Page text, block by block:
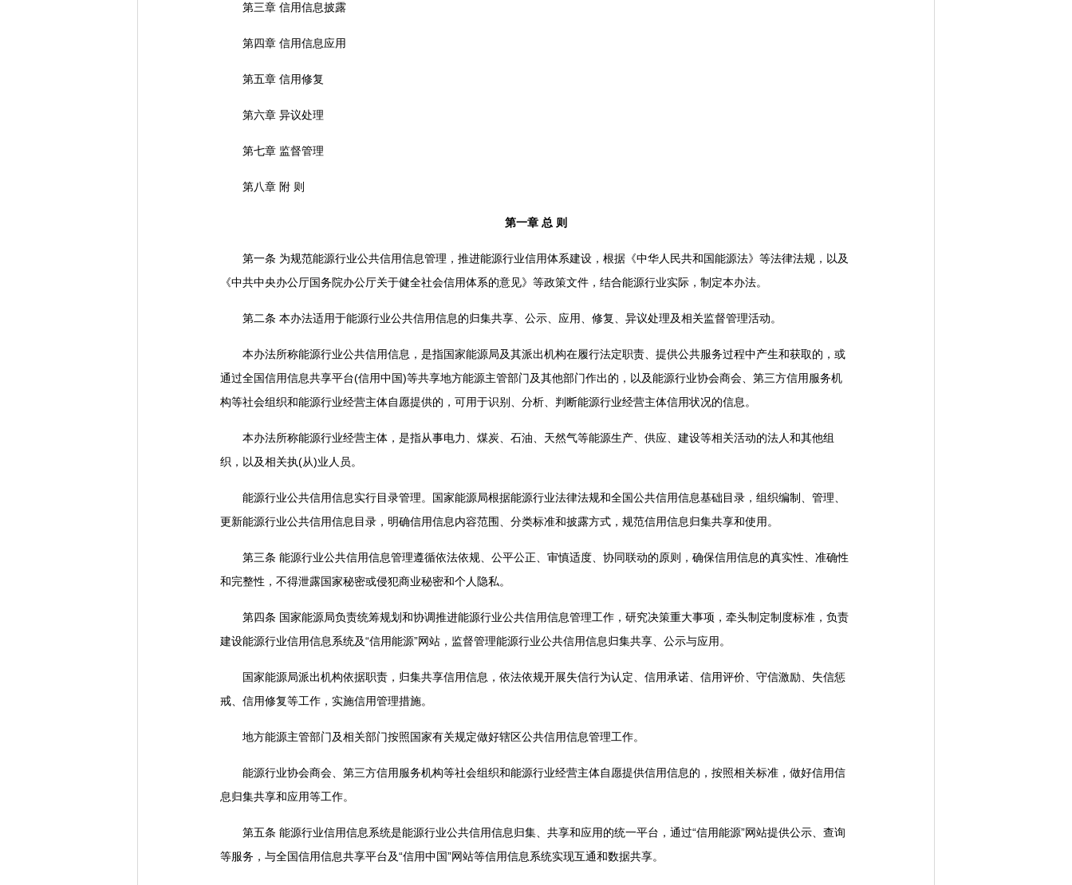
第三章 信用信息披露
第四章 信用信息应用
第五章 信用修复
第六章 异议处理
第七章 监督管理
第八章 附 则
第一章 总 则
第一条 为规范能源行业公共信用信息管理，推进能源行业信用体系建设，根据《中华人民共和国能源法》等法律法规，以及
《中共中央办公厅国务院办公厅关于健全社会信用体系的意见》等政策文件，结合能源行业实际，制定本办法。
第二条 本办法适用于能源行业公共信用信息的归集共享、公示、应用、修复、异议处理及相关监督管理活动。
本办法所称能源行业公共信用信息，是指国家能源局及其派出机构在履行法定职责、提供公共服务过程中产生和获取的，或
通过全国信用信息共享平台(信用中国)等共享地方能源主管部门及其他部门作出的，以及能源行业协会商会、第三方信用服务机
构等社会组织和能源行业经营主体自愿提供的，可用于识别、分析、判断能源行业经营主体信用状况的信息。
本办法所称能源行业经营主体，是指从事电力、煤炭、石油、天然气等能源生产、供应、建设等相关活动的法人和其他组
织，以及相关执(从)业人员。
能源行业公共信用信息实行目录管理。国家能源局根据能源行业法律法规和全国公共信用信息基础目录，组织编制、管理、
更新能源行业公共信用信息目录，明确信用信息内容范围、分类标准和披露方式，规范信用信息归集共享和使用。
第三条 能源行业公共信用信息管理遵循依法依规、公平公正、审慎适度、协同联动的原则，确保信用信息的真实性、准确性
和完整性，不得泄露国家秘密或侵犯商业秘密和个人隐私。
第四条 国家能源局负责统筹规划和协调推进能源行业公共信用信息管理工作，研究决策重大事项，牵头制定制度标准，负责
建设能源行业信用信息系统及“信用能源”网站，监督管理能源行业公共信用信息归集共享、公示与应用。
国家能源局派出机构依据职责，归集共享信用信息，依法依规开展失信行为认定、信用承诺、信用评价、守信激励、失信惩
戒、信用修复等工作，实施信用管理措施。
地方能源主管部门及相关部门按照国家有关规定做好辖区公共信用信息管理工作。
能源行业协会商会、第三方信用服务机构等社会组织和能源行业经营主体自愿提供信用信息的，按照相关标准，做好信用信
息归集共享和应用等工作。
第五条 能源行业信用信息系统是能源行业公共信用信息归集、共享和应用的统一平台，通过“信用能源”网站提供公示、查询
等服务，与全国信用信息共享平台及“信用中国”网站等信用信息系统实现互通和数据共享。